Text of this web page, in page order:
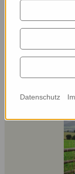
Datenschutz